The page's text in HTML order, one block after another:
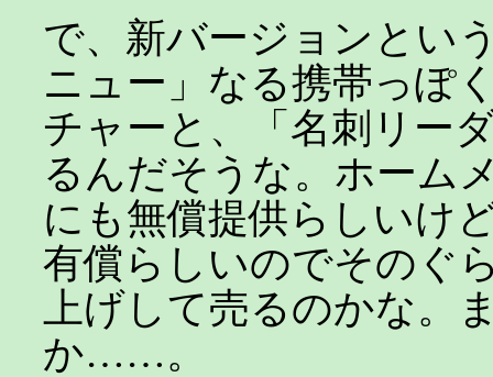
で、新バージョンとい
ニュー」なる携帯っぽ
チャーと、「名刺リー
るんだそうな。ホーム
にも無償提供らしいけ
有償らしいのでそのぐ
上げして売るのかな。
か……。